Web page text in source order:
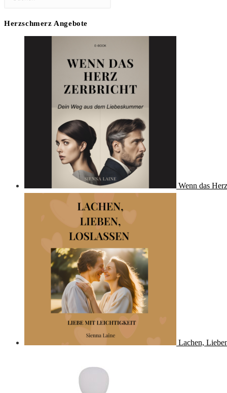
Herzschmerz Angebote
Wenn das
Lachen,